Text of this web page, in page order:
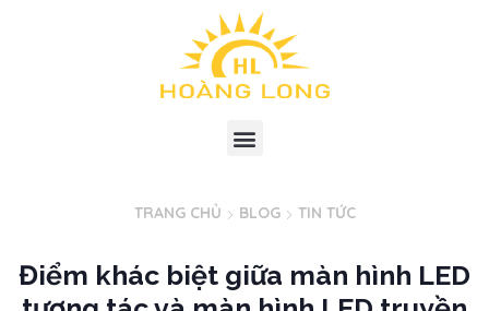
TRANG CHỦ BLOG TIN TỨC
Điểm khác biệt giữa màn hình LED